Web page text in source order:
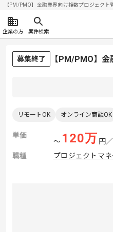
【PM/PMO】金融業界向け複数プロジェク
企業の方 案件検索
募集終了 【PM/PMO】
リモートOK オンライン商談OK
単価
〜 120万 円
職種
プロジェクトマ